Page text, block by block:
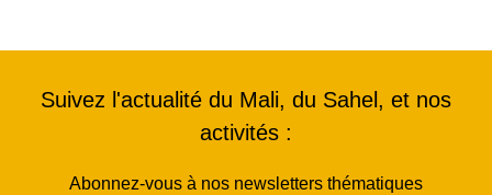
Suivez l'actualité du Mali, du Sahel, et nos
activités :
Abonnez-vous à nos newsletters thématiques